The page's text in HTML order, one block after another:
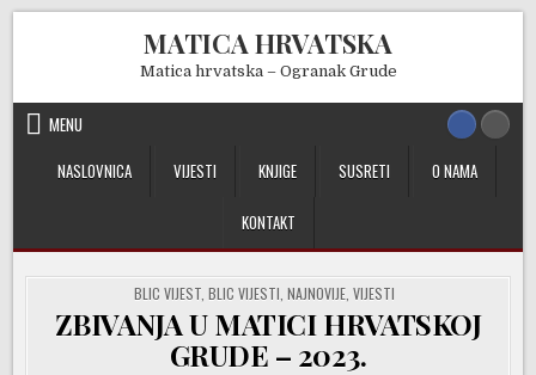
MATICA HRVATSKA
Matica hrvatska – Ogranak Grude
MENU
NASLOVNICA
VIJESTI KNJIGE SUSRETI O NAMA
KONTAKT
POSTED
IN
BLIC VIJEST, BLIC VIJESTI NAJNOVIJE, VIJESTI
ZBIVANJA U MATICI HRVATSKOJ
GRUDE – 2023.